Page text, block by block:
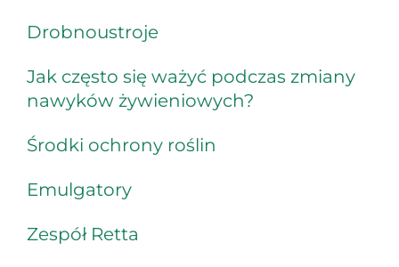
Drobnoustroje
Jak często się ważyć podczas zmiany
nawyków żywieniowych?
Środki ochrony roślin
Emulgatory
Zespół Retta